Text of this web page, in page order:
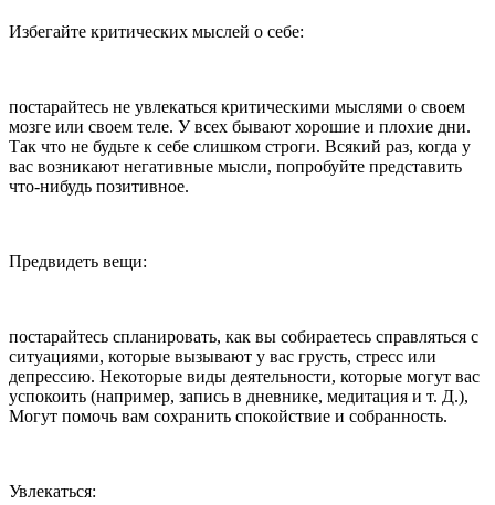
Избегайте критических мыслей о себе:
постарайтесь не увлекаться критическими мыслями о своем
мозге или своем теле. У всех бывают хорошие и плохие дни.
Так что не будьте к себе слишком строги. Всякий раз, когда у
вас возникают негативные мысли, попробуйте представить
что-нибудь позитивное.
Предвидеть вещи:
постарайтесь спланировать, как вы собираетесь справляться с
ситуациями, которые вызывают у вас грусть, стресс или
депрессию. Некоторые виды деятельности, которые могут вас
успокоить (например, запись в дневнике, медитация и т. Д.),
Могут помочь вам сохранить спокойствие и собранность.
Увлекаться: